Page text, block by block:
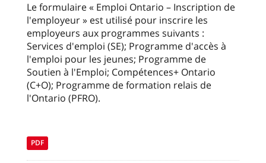
Le formulaire « Emploi Ontario – Inscription de
l'employeur » est utilisé pour inscrire les
employeurs aux programmes suivants :
Services d'emploi (SE); Programme d'accès à
l'emploi pour les jeunes; Programme de
Soutien à l'Emploi; Compétences+ Ontario
(C+O); Programme de formation relais de
l'Ontario (PFRO).
PDF